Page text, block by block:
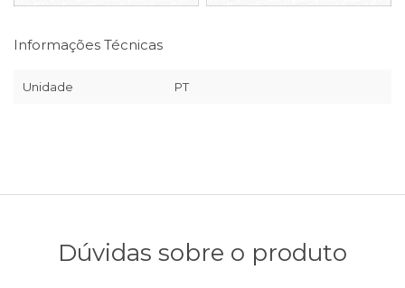
Informações Técnicas
Unidade PT
Dúvidas sobre o produto